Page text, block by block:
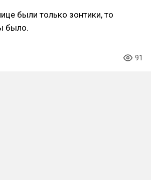
были только зонтики, то
было.
91